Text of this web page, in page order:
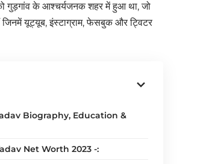
गुड़गांव के आश्चर्यजनक शहर में हुआ था, जो
जिनमें यूट्यूब, इंस्टाग्राम, फेसबुक और ट्विटर
Biography, Education &
Net Worth 2023 -: